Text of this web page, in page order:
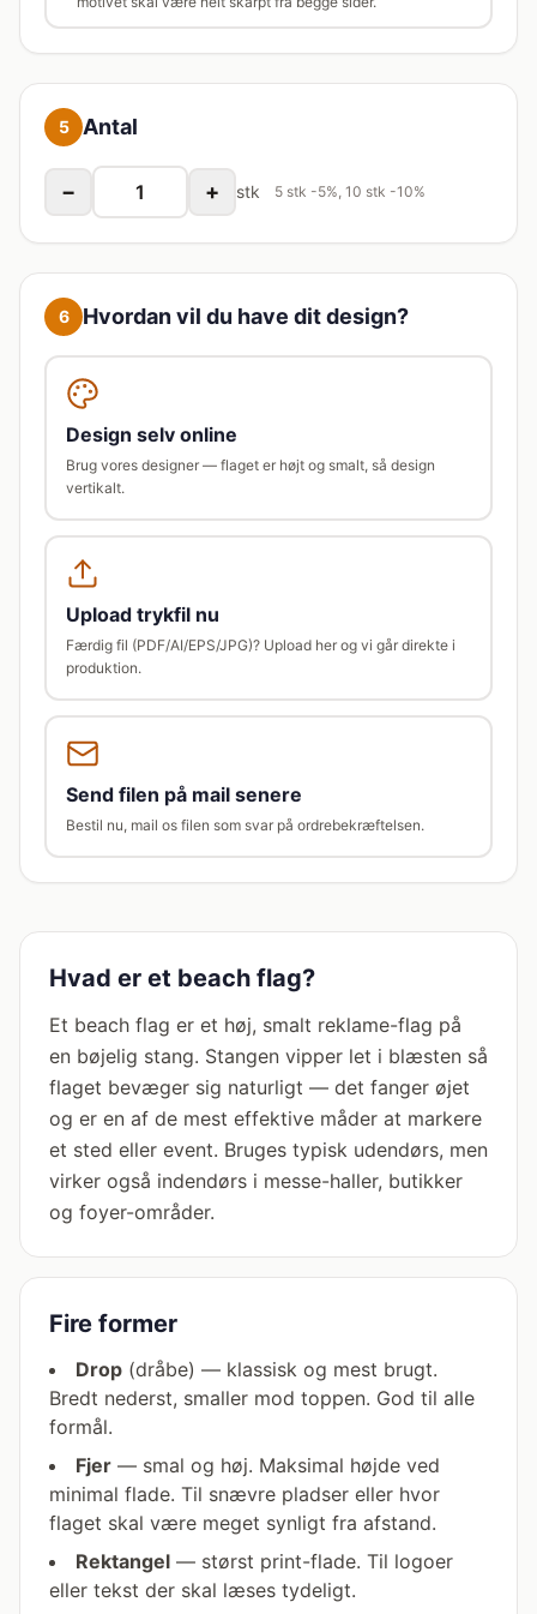
5 Antal
− + stk 5 stk -5%, 10 stk -10%
6 Hvordan vil du have dit design?
Design selv online
Brug vores designer — flaget er højt og smalt, så design
vertikalt.
Upload trykfil nu
Færdig fil (PDF/AI/EPS/JPG)? Upload her og vi går direkte i
produktion.
Send filen på mail senere
Bestil nu, mail os filen som svar på ordrebekræftelsen.
Hvad er et beach flag?
Et beach flag er et høj, smalt reklame-flag på
en bøjelig stang. Stangen vipper let i blæsten så
flaget bevæger sig naturligt — det fanger øjet
og er en af de mest effektive måder at markere
et sted eller event. Bruges typisk udendørs, men
virker også indendørs i messe-haller, butikker
og foyer-områder.
Fire former
Drop (dråbe) — klassisk og mest brugt.
Bredt nederst, smaller mod toppen. God til alle
formål.
Fjer — smal og høj. Maksimal højde ved
minimal flade. Til snævre pladser eller hvor
flaget skal være meget synligt fra afstand.
Rektangel — størst print-flade. Til logoer
eller tekst der skal læses tydeligt.